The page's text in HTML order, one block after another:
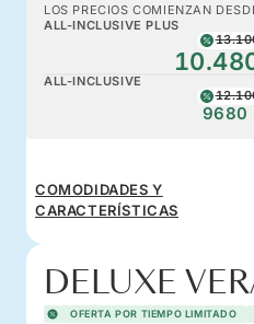
LOS PRECIOS COMIENZAN
ALL-INCLUSIVE PLUS
ALL-INCLUSIVE
9680
COMODIDADES Y
CARACTERÍSTICAS
DELUXE
OFERTA POR TIEMPO LIMITADO